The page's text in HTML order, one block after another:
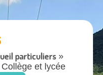
particuliers »
Collège et lycée